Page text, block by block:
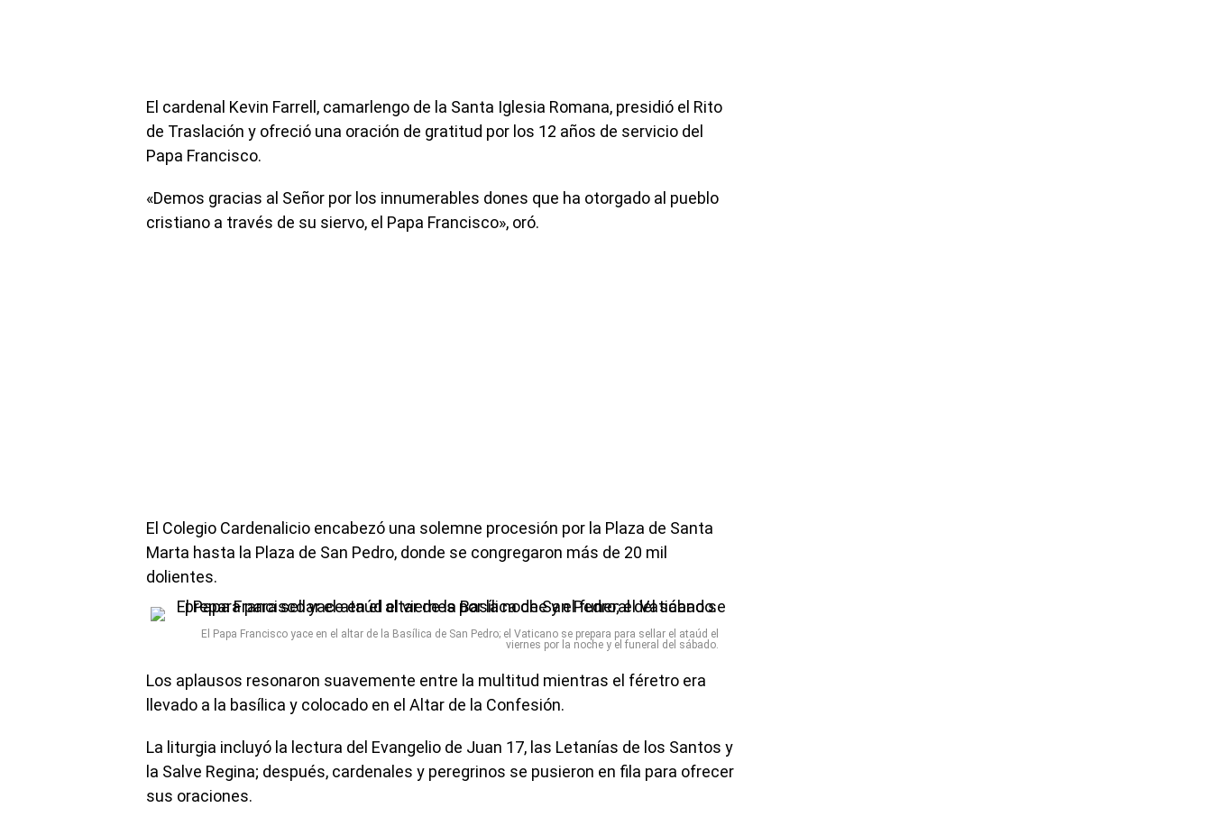
El cardenal Kevin Farrell, camarlengo de la Santa Iglesia Romana, presidió el Rito
de Traslación y ofreció una oración de gratitud por los 12 años de servicio del
Papa Francisco.
«Demos gracias al Señor por los innumerables dones que ha otorgado al pueblo
cristiano a través de su siervo, el Papa Francisco», oró.
El Colegio Cardenalicio encabezó una solemne procesión por la Plaza de Santa
Marta hasta la Plaza de San Pedro, donde se congregaron más de 20 mil
dolientes.
El Papa Francisco yace en el altar de la Basílica de San Pedro; el Vaticano se prepara para sellar el ataúd el
viernes por la noche y el funeral del sábado.
Los aplausos resonaron suavemente entre la multitud mientras el féretro era
llevado a la basílica y colocado en el Altar de la Confesión.
La liturgia incluyó la lectura del Evangelio de Juan 17, las Letanías de los Santos y
la Salve Regina; después, cardenales y peregrinos se pusieron en fila para ofrecer
sus oraciones.